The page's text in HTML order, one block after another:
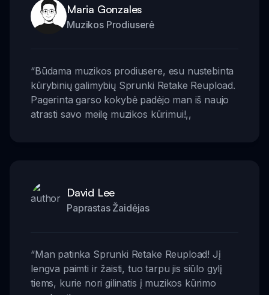
Maria Gonzales
Muzikos Prodiuserė
“Būdama muzikos prodiusere, esu nustebinta
kūrybinių galimybių Sprunki Retake Reupload.
Pagerinta garso kokybė padėjo man iš naujo
atrasti savo meilę muzikos kūrimui!,,
David Lee
Paprastas Žaidėjas
“Man patinka Sprunki Retake Reupload! Jį
lengva paimti ir žaisti, tuo tarpu jis siūlo gylį
tiems, kurie nori gilinatis į muzikos kūrimo